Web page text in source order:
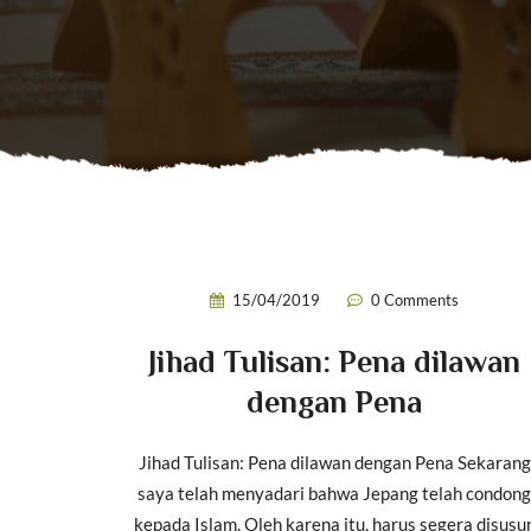
15/04/2019 0 Comments
Jihad Tulisan: Pena dilawan
dengan Pena
Jihad Tulisan: Pena dilawan dengan Pena Sekarang
saya telah menyadari bahwa Jepang telah condong
kepada Islam. Oleh karena itu, harus segera